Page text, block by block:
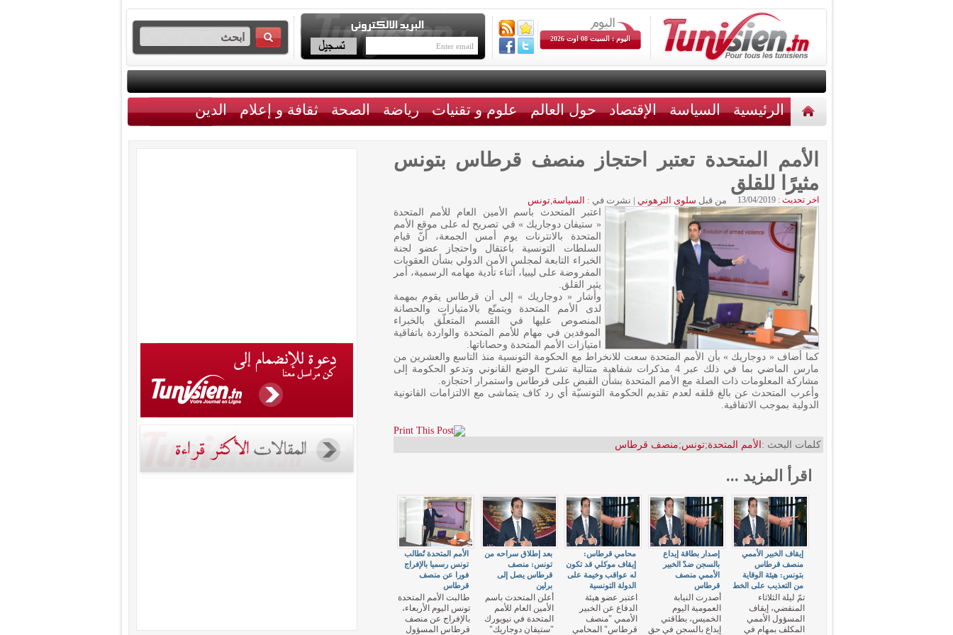
اليوم : السبت 08 اوت 2026
الرئيسية السياسة الإقتصاد حول العالم علوم و تقنيات رياضة الصحة ثقافة و إعلام الدين
أخبار مختلفة
الأمم المتحدة تعتبر احتجاز منصف قرطاس بتونس
مثيرًا للقلق
اخر تحديث : 13/04/2019 من قبل سلوى الترهوني | نشرت في : السياسة,تونس
اعتبر المتحدث باسم الأمين العام للأمم المتحدة
« ستيفان دوجاريك » في تصريح له على موقع الأمم
المتحدة بالانترنات يوم أمس الجمعة، أنّ قيام
السلطات التونسية باعتقال واحتجاز عضو لجنة
الخبراء التابعة لمجلس الأمن الدولي بشأن العقوبات
المفروضة على ليبيا، أثناء تأدية مهامه الرسمية، أمر
يثير القلق.
وأشار « دوجاريك » إلى أن قرطاس يقوم بمهمة
لدى الأمم المتحدة ويتمتّع بالامتيازات والحصانة
المنصوص عليها في القسم المتعلّق بالخبراء
الموفدين في مهام للأمم المتحدة والواردة باتفاقية
امتيازات الأمم المتحدة وحصاناتها.
كما أضاف « دوجاريك » بأن الأمم المتحدة سعت للانخراط مع الحكومة التونسية منذ التاسع والعشرين من
مارس الماضي بما في ذلك عبر 4 مذكرات شفاهية متتالية تشرح الوضع القانوني وتدعو الحكومة إلى
مشاركة المعلومات ذات الصلة مع الأمم المتحدة بشأن القبض على قرطاس واستمرار احتجازه.
وأعرب المتحدث عن بالغ قلقه لعدم تقديم الحكومة التونسيّة أي رد كاف يتماشى مع الالتزامات القانونية
الدولية بموجب الاتفاقية.
كلمات البحث : الأمم المتحدة;تونس;منصف قرطاس
اقرأ المزيد ...
الأمم المتحدة تُطالب
تونس رسميا بالإفراج
فورا عن منصف
قرطاس
طالبت الأمم المتحدة
تونس اليوم الأربعاء،
بالإفراج عن منصف
قرطاس المسؤول
بعد إطلاق سراحه من
تونس: منصف
قرطاس يصل إلى
برلين
أعلن المتحدث باسم
الأمين العام للأمم
المتحدة في نيويورك
"ستيفان دوجاريك"
محامي قرطاس:
إيقاف موكلي قد تكون
له عواقب وخيمة على
الدولة التونسية
اعتبر عضو هيئة
الدفاع عن الخبير
الأممي "منصف
قرطاس" المحامي
إصدار بطاقة إيداع
بالسجن ضدّ الخبير
الأممي منصف
قرطاس
أصدرت النيابة
العمومية اليوم
الخميس، بطاقتي
إيداع بالسجن في حق
إيقاف الخبير الأممي
منصف قرطاس
بتونس: هيئة الوقاية
من التعذيب على الخط
تمّ ليلة الثلاثاء
المنقضي، إيقاف
المسؤول الأممي
المكلف بمهام في